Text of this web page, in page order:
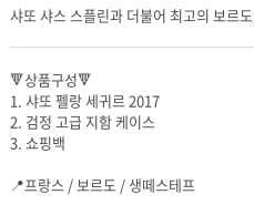
샤또 샤스 스플린과 더불어 최고의 보르
🔻상품구성🔻
1. 샤또 펠랑 세귀르 2017
2. 검정 고급 지함 케이스
3. 쇼핑백
📍프랑스 / 보르도 / 생떼스테프